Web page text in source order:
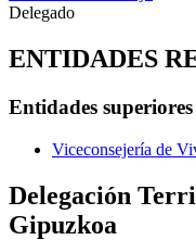
Delegado
ENTIDADES
Entidades superiores
Viceconsejería de
Delegación
Gipuzkoa